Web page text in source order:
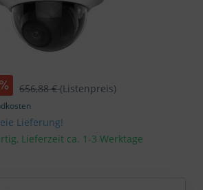
656,88 €(Listenpreis)
Lieferung!
Lieferzeit ca. 1-3 Werktage